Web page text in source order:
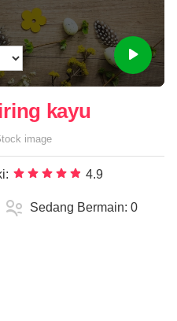
kayu
image
4.9
Sedang Bermain: 0